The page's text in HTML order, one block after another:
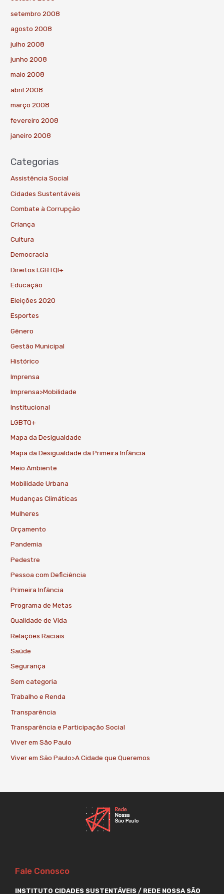
setembro 2008
agosto 2008
julho 2008
junho 2008
maio 2008
abril 2008
março 2008
fevereiro 2008
janeiro 2008
Categorias
Assistência Social
Cidades Sustentáveis
Combate à Corrupção
Criança
Cultura
Democracia
Direitos LGBTQI+
Educação
Eleições 2020
Esportes
Gênero
Gestão Municipal
Histórico
Imprensa
Imprensa>Mobilidade
Institucional
LGBTQ+
Mapa da Desigualdade
Mapa da Desigualdade da Primeira Infância
Meio Ambiente
Mobilidade Urbana
Mudanças Climáticas
Mulheres
Orçamento
Pandemia
Pedestre
Pessoa com Deficiência
Primeira Infância
Programa de Metas
Qualidade de Vida
Relações Raciais
Saúde
Segurança
Sem categoria
Trabalho e Renda
Transparência
Transparência e Participação Social
Viver em São Paulo
Viver em São Paulo>A Cidade que Queremos
Fale Conosco
INSTITUTO CIDADES SUSTENTÁVEIS / REDE NOSSA SÃO